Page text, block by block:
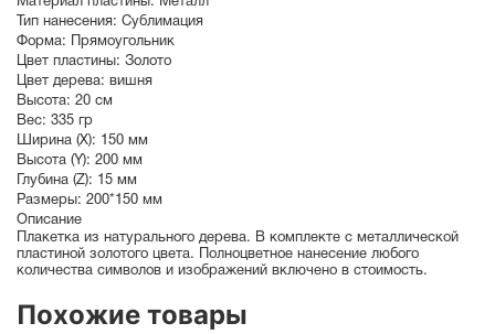
Тип нанесения: Сублимация
Форма: Прямоугольник
Цвет пластины: Золото
Цвет дерева: вишня
Высота: 20 см
Вес: 335 гр
Ширина (X): 150 мм
Высота (Y): 200 мм
Глубина (Z): 15 мм
Размеры: 200*150 мм
Описание
Плакетка из натурального дерева. В комплекте с металлической
пластиной золотого цвета. Полноцветное нанесение любого
количества символов и изображений включено в стоимость.
Похожие товары